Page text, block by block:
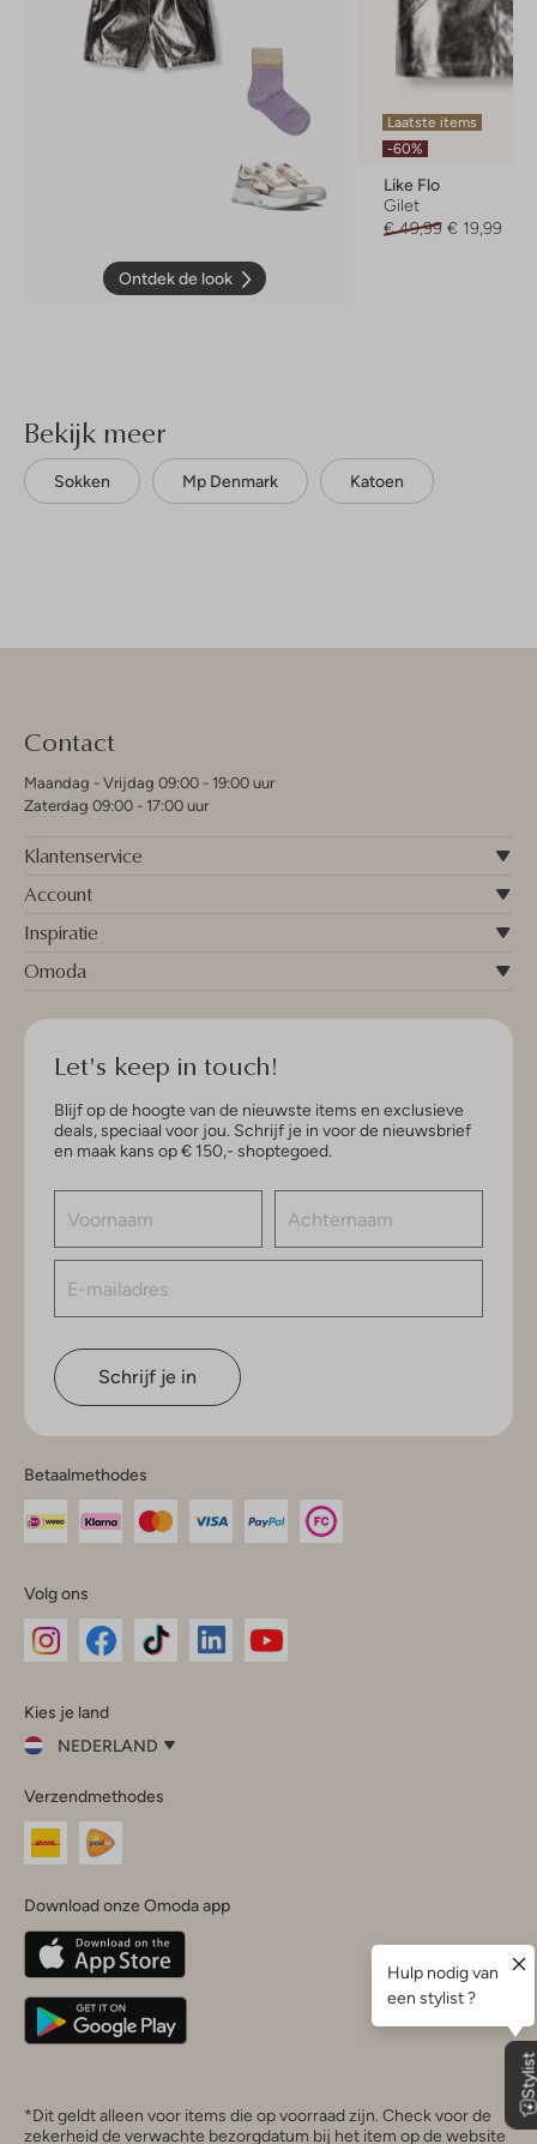
Ontdek de look
Laatste items
-60%
Like Flo
Gilet
€ 49,99 € 19,99
Bekijk meer
Sokken Mp Denmark Katoen
Contact
Maandag - Vrijdag 09:00 - 19:00 uur
Zaterdag 09:00 - 17:00 uur
Klantenservice
Account
Inspiratie
Omoda
Let's keep in touch!
Blijf op de hoogte van de nieuwste items en exclusieve
deals, speciaal voor jou. Schrijf je in voor de nieuwsbrief
en maak kans op € 150,- shoptegoed.
Schrijf je in
Betaalmethodes
Volg ons
InstagramFacebook
Kies je land
NEDERLAND
je
land
Nederland
Belgique(Français)
Deutschland
Verzendmethodes
Download onze Omoda app
*Dit geldt alleen voor items die op voorraad zijn. Check voor de
zekerheid de verwachte bezorgdatum bij het item op de website